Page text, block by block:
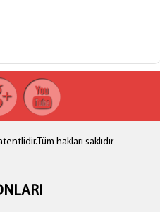
hakları saklıdır